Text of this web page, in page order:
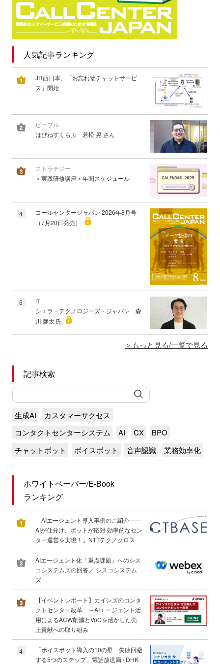
人気記事ランキング
JR西日本、「お忘れ物チャットサービ
ス」開始
ピープル
はぴねすくらぶ 若松 晃 さん
ストラテジー
＜実践研修講座＞年間スケジュール
4
コールセンタージャパン 2026年8月号
（7月20日発売）
5
IT
シエラ・テクノロジーズ・ジャパン 森
川 馨太 氏
もっと見る/一覧で見る
記事検索
生成AI
カスタマーサクセス
コンタクトセンターシステム
AI CX
BPO
チャットボット
ボイスボット 音声認識 業務効率化
ホワイトペーパー/E-Book
ランキング
「AIエージェント導入事例のご紹介――
AIが仕分け、ボットが応対 効率的なセン
ター運営を実現！」NTTテクノクロス
AIエージェント化「重点課題」へのシス
コシステムズの回答／ シスコシステム
ズ
【イベントレポート】カインズのコンタ
クトセンター改革 ～AIエージェント活
用によるACW削減とVoCを活かした売
上貢献への取り組み
4
「ボイスボット導入の10の壁 失敗回避
する5つのステップ」電話放送局 / DHK